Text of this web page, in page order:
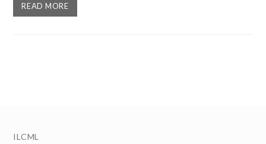
READ MORE
ILCML